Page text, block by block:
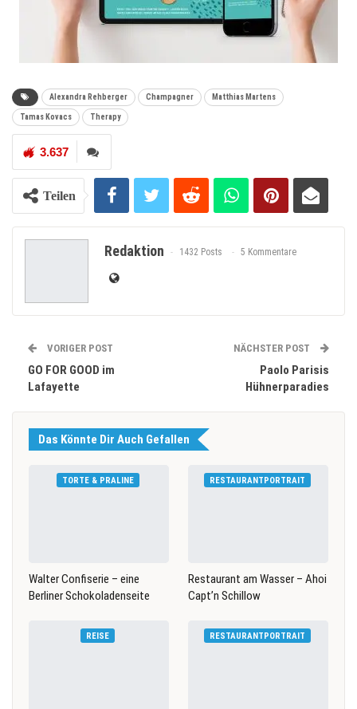
Alexandra Rehberger Champagner Matthias Martens
Tamas Kovacs Therapy
3.637
Teilen
Redaktion 1432 Posts 5 Kommentare
VORIGER POST
GO FOR GOOD im
Lafayette
NÄCHSTER POST
Paolo Parisis
Hühnerparadies
Das Könnte Dir Auch Gefallen
TORTE & PRALINE
Walter Confiserie – eine
Berliner Schokoladenseite
RESTAURANTPORTRAIT
Restaurant am Wasser – Ahoi
Capt’n Schillow
REISE RESTAURANTPORTRAIT